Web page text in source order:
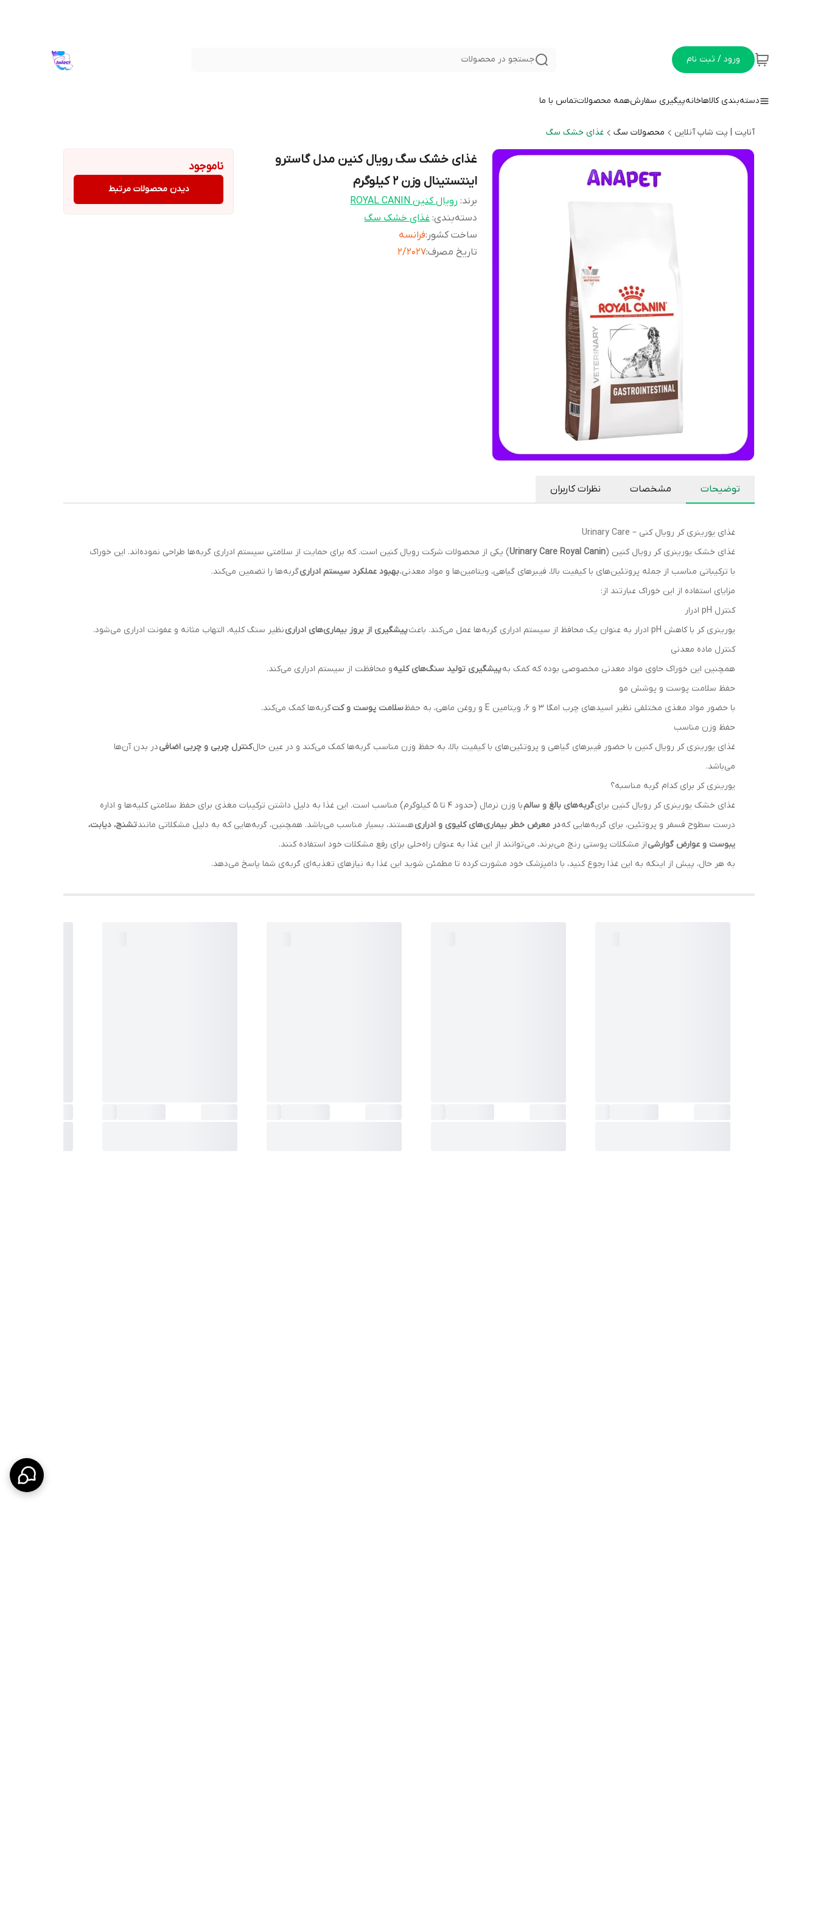
ورود / ثبت نام جستجو در محصولات
دسته‌بندی کالاهاخانهپیگیری سفارشهمه محصولاتتماس با ما
آناپت | پت شاپ آنلاین محصولات سگ غذای خشک سگ
غذای خشک سگ رویال کنین مدل گاسترو
اینتستینال وزن 2 کیلوگرم
برند: رویال کنین ROYAL CANIN
دسته‌بندی:غذای خشک سگ
ساخت کشور :فرانسه
تاریخ مصرف:۲/۲۰۲۷
ناموجود
دیدن محصولات مرتبط
توضیحات مشخصات نظرات کاربران
غذای یورینری کر رویال کنی – Urinary Care
غذای خشک یورینری کر رویال کنین (Urinary Care Royal Canin) یکی از محصولات شرکت رویال کنین است. که برای حمایت از سلامتی سیستم ادراری گربه‌ها طراحی نموده‌اند. این خوراک
با ترکیباتی مناسب از جمله پروتئین‌های با کیفیت بالا، فیبرهای گیاهی، ویتامین‌ها و مواد معدنی،بهبود عملکرد سیستم ادراریگربه‌ها را تضمین می‌کند.
مزایای استفاده از این خوراک عبارتند از:
کنترل pH ادرار
یورینری کر با کاهش pH ادرار به عنوان یک محافظ از سیستم ادراری گربه‌ها عمل می‌کند. باعث
پیشگیری از بروز بیماری‌های ادرارینظیر سنگ کلیه، التهاب مثانه و عفونت ادراری می‌شود.
کنترل ماده معدنی
همچنین این خوراک حاوی مواد معدنی مخصوصی بوده که کمک بهپیشگیری تولید سنگ‌های کلیهو محافظت از سیستم ادراری می‌کند.
حفظ سلامت پوست و پوشش مو
با حضور مواد مغذی مختلفی نظیر اسیدهای چرب امگا ۳ و ۶، ویتامین E و روغن ماهی، به حفظ
سلامت پوست و کتگربه‌ها کمک می‌کند.
حفظ وزن مناسب
غذای یورینری کر رویال کنین با حضور فیبرهای گیاهی و پروتئین‌های با کیفیت بالا، به حفظ وزن مناسب گربه‌ها کمک می‌کند و در عین حالکنترل چربی و چربی اضافیدر بدن آن‌ها
می‌باشد.
یورینری کر برای کدام گربه‌ مناسبه؟
غذای خشک یورینری کر رویال کنین برایگربه‌های بالغ و سالم
با وزن نرمال (حدود ۴ تا ۵ کیلوگرم) مناسب است. این غذا به دلیل داشتن ترکیبات مغذی برای حفظ سلامتی کلیه‌ها و اداره
درست سطوح فسفر و پروتئین، برای گربه‌هایی کهدر معرض خطر بیماری‌های کلیوی و ادراریهستند، بسیار مناسب می‌باشد. همچنین، گربه‌هایی که به دلیل مشکلاتی مانندتشنج، دیابت،
یبوست و عوارض گوارشیاز مشکلات پوستی رنج می‌برند، می‌توانند از این غذا به عنوان راه‌حلی برای رفع مشکلات خود استفاده کنند.
به هر حال، پیش از اینکه به این غذا رجوع کنید، با دامپزشک خود مشورت کرده تا مطمئن شوید این غذا به نیازهای تغذیه‌ای گربه‌ی شما پاسخ می‌دهد.